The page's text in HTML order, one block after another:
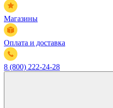
Магазины
Оплата и доставка
8 (800) 222-24-28